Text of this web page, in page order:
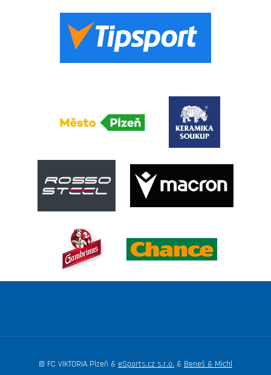
© FC VIKTORIA Plzeň & eSports.cz s.r.o. & Beneš & Michl